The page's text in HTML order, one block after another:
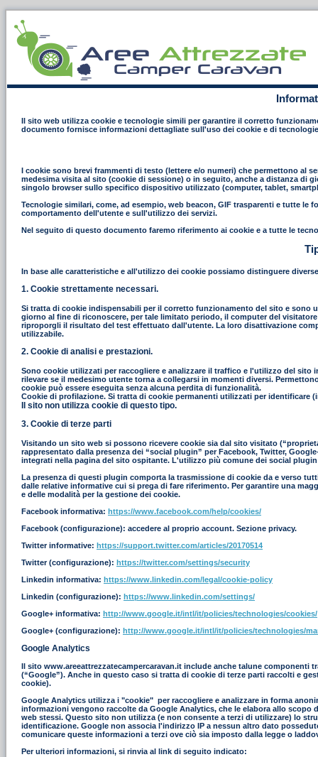
Il sito web utilizza cookie e tecnologie simili per garantire il corretto
documento fornisce informazioni dettagliate sull'uso dei cookie e di
I cookie sono brevi frammenti di testo (lettere e/o numeri) che permettono al
medesima visita al sito (cookie di sessione) o in seguito, anche a distanza di
singolo browser sullo specifico dispositivo utilizzato (computer, tablet,
Tecnologie similari, come, ad esempio, web beacon, GIF trasparenti e tutte
comportamento dell'utente e sull'utilizzo dei servizi.
Nel seguito di questo documento faremo riferimento ai cookie e a tutte le
In base alle caratteristiche e all'utilizzo dei cookie possiamo distinguere
1. Cookie strettamente necessari.
Si tratta di cookie indispensabili per il corretto funzionamento del sito e sono
giorno al fine di riconoscere, per tale limitato periodo, il computer del
riproporgli il risultato del test effettuato dall'utente. La loro disattivazione
utilizzabile.
2. Cookie di analisi e prestazioni.
Sono cookie utilizzati per raccogliere e analizzare il traffico e l'utilizzo del
rilevare se il medesimo utente torna a collegarsi in momenti diversi.
cookie può essere eseguita senza alcuna perdita di funzionalità.
Cookie di profilazione. Si tratta di cookie permanenti utilizzati per identificare
Il sito non utilizza cookie di questo tipo.
3. Cookie di terze parti
Visitando un sito web si possono ricevere cookie sia dal sito visitato
rappresentato dalla presenza dei “social plugin” per Facebook, Twitter,
integrati nella pagina del sito ospitante. L'utilizzo più comune dei social
La presenza di questi plugin comporta la trasmissione di cookie da e verso
dalle relative informative cui si prega di fare riferimento. Per garantire una
e delle modalità per la gestione dei cookie.
Facebook informativa: https://www.facebook.com/help/cookies/
Facebook (configurazione): accedere al proprio account. Sezione privacy.
Twitter informative: https://support.twitter.com/articles/20170514
Twitter (configurazione): https://twitter.com/settings/security
Linkedin informativa: https://www.linkedin.com/legal/cookie-policy
Linkedin (configurazione): https://www.linkedin.com/settings/
Google+ informativa: http://www.google.it/intl/it/policies/technologies/cookies/
Google+ (configurazione): http://www.google.it/intl/it/policies/technologies/
Google Analytics
Il sito www.areeattrezzatecampercaravan.it include anche talune
(“Google”). Anche in questo caso si tratta di cookie di terze parti raccolti e
cookie).
Google Analytics utilizza i "cookie" per raccogliere e analizzare in forma
informazioni vengono raccolte da Google Analytics, che le elabora allo
web stessi. Questo sito non utilizza (e non consente a terzi di utilizzare) lo
identificazione. Google non associa l'indirizzo IP a nessun altro dato
comunicare queste informazioni a terzi ove ciò sia imposto dalla legge o
Per ulteriori informazioni, si rinvia al link di seguito indicato: